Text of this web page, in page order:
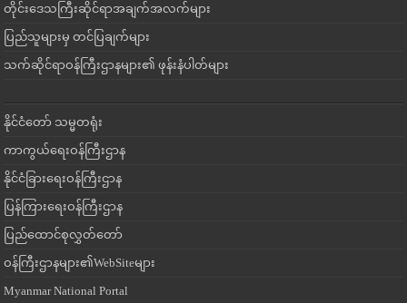
တိုင်းဒေသကြီးဆိုင်ရာအချက်အလက်များ
ပြည်သူများမှ တင်ပြချက်များ
သက်ဆိုင်ရာဝန်ကြီးဌာနများ၏ ဖုန်းနံပါတ်များ
နိုင်ငံတော် သမ္မတရုံး
ကာကွယ်ရေးဝန်ကြီးဌာန
နိုင်ငံခြားရေးဝန်ကြီးဌာန
ပြန်ကြားရေးဝန်ကြီးဌာန
ပြည်ထောင်စုလွှတ်တော်
ဝန်ကြီးဌာနများ၏WebSiteများ
Myanmar National Portal